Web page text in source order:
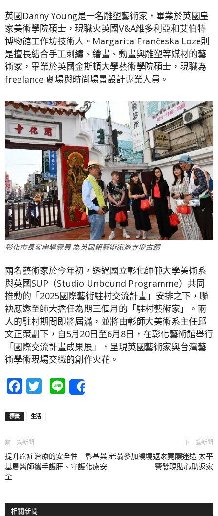
英國Danny Young是一名雕塑藝術家，畢業於英國皇
家美術學院碩士，現職火英國V&A維多利亞和艾伯特
博物館工作坊技術人。Margarita Frančeska Loze則
是擅長結合手工刺繡、繪畫、動畫與雕塑等媒材的藝
術家，畢業於英國金斯頓大學藝術學院碩士，現職為
freelance 劇場與時尚場景設計專業人員。
彰化市長客串導覽員 為英國籍藝術家遊寺廟古蹟
兩名藝術家於今年初，透過國立彰化師範大學美術系
與英國SUP（Studio Unbound Programme）共同
推動的「2025國際藝術駐村交流計畫」安排之下，聯
袂應邀至師大擔任為期三個月的「駐村藝術家」。兩
人的駐村期間即將屆滿，並將由彰師大美術系主任邱
文正策劃下，自5月20日至6月8日，在彰化藝術館舉行
「國際交流計畫成果展」，呈現英國藝術家與台灣藝
術學術現場交織的創作火花。
Facebook
Twitter
Line
標籤 生活
前一篇新聞
提升癌症治療的安全性 彰基與
基層醫師攜手護肝、守護化療安
全
下一篇新聞
老翁參加繞境返家竟釀迷途 太平
警發現貼心助返家
相關新聞